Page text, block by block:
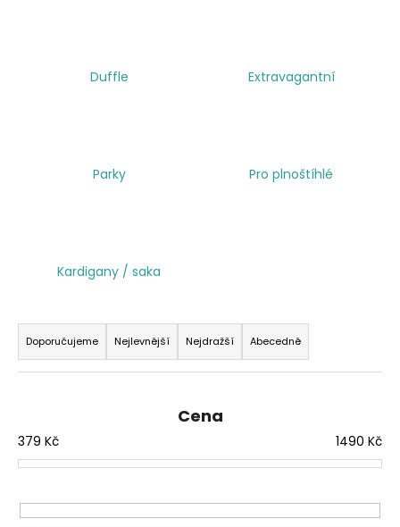
Duffle Extravagantní
Parky Pro plnoštíhlé
Kardigany / saka
Ř
a
z
í
p
o
Doporučujeme Nejlevnější Nejdražší Abecedně
Cena
379 Kč 1490 Kč